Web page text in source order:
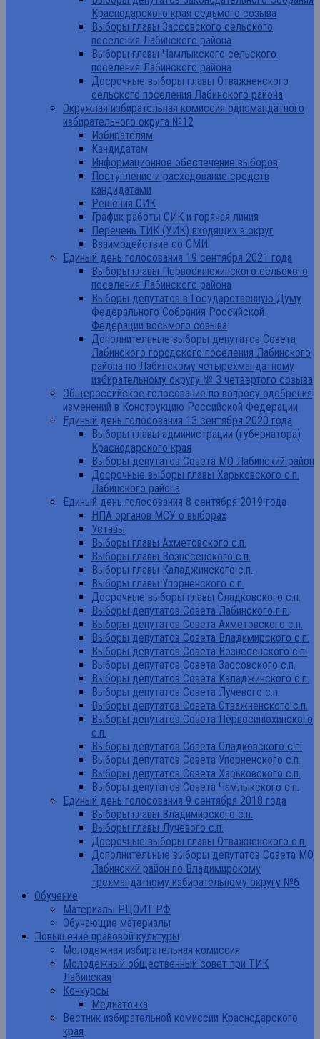
Краснодарского края седьмого созыва
Выборы главы Зассовского сельского
поселения Лабинского района
Выборы главы Чамлыкского сельского
поселения Лабинского района
Досрочные выборы главы Отважненского
сельского поселения Лабинского района
Окружная избирательная комиссия одномандатного
избирательного округа №12
Избирателям
Кандидатам
Информационное обеспечение выборов
Поступление и расходование средств
кандидатами
Решения ОИК
График работы ОИК и горячая линия
Перечень ТИК (УИК) входящих в округ
Взаимодействие со СМИ
Единый день голосования 19 сентября 2021 года
Выборы главы Первосинюхинского сельского
поселения Лабинского района
Выборы депутатов в Государственную Думу
Федерального Собрания Российской
Федерации восьмого созыва
Дополнительные выборы депутатов Совета
Лабинского городского поселения Лабинского
района по Лабинскому четырехмандатному
избирательному округу № 3 четвертого созыва
Общероссийское голосование по вопросу одобрения
изменений в Конструкцию Российской Федерации
Единый день голосования 13 сентября 2020 года
Выборы главы администрации (губернатора)
Краснодарского края
Выборы депутатов Совета МО Лабинский район
Досрочные выборы главы Харьковского с.п.
Лабинского района
Единый день голосования 8 сентября 2019 года
НПА органов МСУ о выборах
Уставы
Выборы главы Ахметовского с.п.
Выборы главы Вознесенского с.п.
Выборы главы Каладжинского с.п.
Выборы главы Упорненского с.п.
Досрочные выборы главы Сладковского с.п.
Выборы депутатов Совета Лабинского г.п.
Выборы депутатов Совета Ахметовского с.п.
Выборы депутатов Совета Владимирского с.п.
Выборы депутатов Совета Вознесенского с.п.
Выборы депутатов Совета Зассовского с.п.
Выборы депутатов Совета Каладжинского с.п.
Выборы депутатов Совета Лучевого с.п.
Выборы депутатов Совета Отважненского с.п.
Выборы депутатов Совета Первосинюхинского
с.п.
Выборы депутатов Совета Сладковского с.п.
Выборы депутатов Совета Упорненского с.п.
Выборы депутатов Совета Харьковского с.п.
Выборы депутатов Совета Чамлыкского с.п.
Единый день голосования 9 сентября 2018 года
Выборы главы Владимирского с.п.
Выборы главы Лучевого с.п.
Досрочные выборы главы Отважненского с.п.
Дополнительные выборы депутатов Совета МО
Лабинский район по Владимирскому
трехмандатному избирательному округу №6
Обучение
Материалы РЦОИТ РФ
Обучающие материалы
Повышение правовой культуры
Молодежная избирательная комиссия
Молодежный общественный совет при ТИК
Лабинская
Конкурсы
Медиаточка
Вестник избирательной комиссии Краснодарского
края